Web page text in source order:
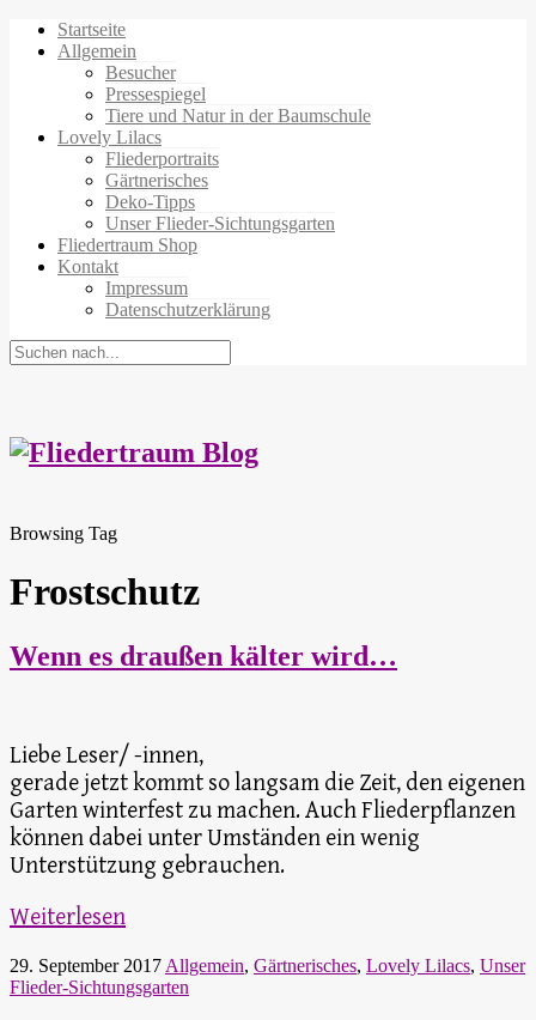
Startseite
Allgemein
Besucher
Pressespiegel
Tiere und Natur in der Baumschule
Lovely Lilacs
Fliederportraits
Gärtnerisches
Deko-Tipps
Unser Flieder-Sichtungsgarten
Fliedertraum Shop
Kontakt
Impressum
Datenschutzerklärung
Browsing Tag
Frostschutz
Wenn es draußen kälter wird…
Liebe Leser/ -innen,
gerade jetzt kommt so langsam die Zeit, den eigenen
Garten winterfest zu machen. Auch Fliederpflanzen
können dabei unter Umständen ein wenig
Unterstützung gebrauchen.
Weiterlesen
29. September 2017 Allgemein, Gärtnerisches, Lovely Lilacs, Unser
Flieder-Sichtungsgarten